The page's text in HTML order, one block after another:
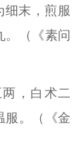
细末，煎服
。（《素问
，白术二
服。（《金